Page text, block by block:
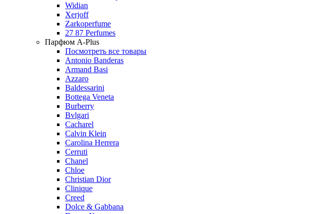
Widian
Xerjoff
Zarkoperfume
27 87 Perfumes
Парфюм A-Plus
Посмотреть все товары
Antonio Banderas
Armand Basi
Azzaro
Baldessarini
Bottega Veneta
Burberry
Bvlgari
Cacharel
Calvin Klein
Carolina Herrera
Cerruti
Chanel
Chloe
Christian Dior
Clinique
Creed
Dolce & Gabbana